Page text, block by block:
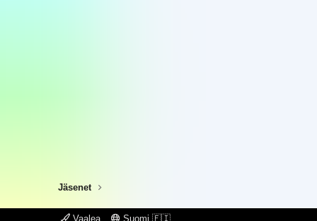
Jäsenet
Vaalea Suomi 🇫🇮